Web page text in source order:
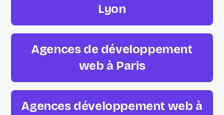
Lyon
Agences de développement
web à Paris
Agences développement web à